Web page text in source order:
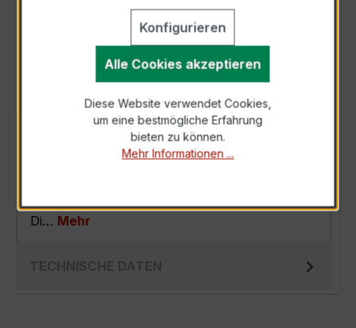
Als PDF exportieren
Der EASKD 31.8 3x250/5A 2,5VA Kl.0,5 -
Lösung für Ihre Energie-Messanforderungen.
Di… Mehr
TECHNISCHE DATEN
Konfigurieren
Alle Cookies akzeptieren
Diese Website verwendet Cookies,
um eine bestmögliche Erfahrung
bieten zu können.
Mehr Informationen ...